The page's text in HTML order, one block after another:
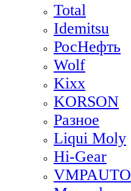
Total
Idemitsu
РосНефть
Wolf
Kixx
KORSON
Разное
Liqui Moly
Hi-Gear
VMPAUTO